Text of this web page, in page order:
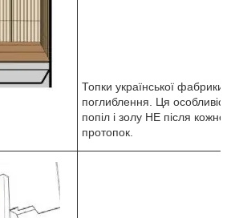
Топки української фабрики
поглиблення. Ця
попіл і золу НЕ після
протопок.